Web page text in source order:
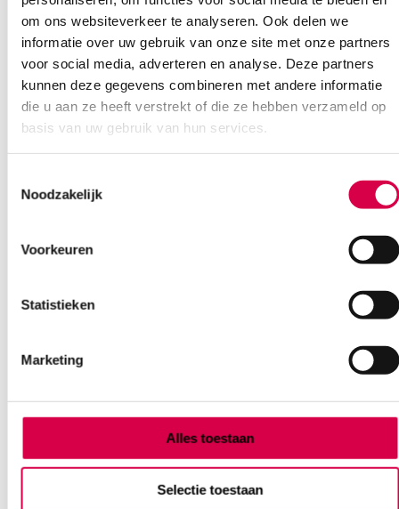
om ons websiteverkeer te analyseren. Ook delen we
informatie over uw gebruik van onze site met onze partners
voor social media, adverteren en analyse. Deze partners
kunnen deze gegevens combineren met andere informatie
die u aan ze heeft verstrekt of die ze hebben verzameld op
basis van uw gebruik van hun services.
Noodzakelijk
Voorkeuren
Statistieken
Marketing
Alles toestaan
Selectie toestaan
Wees de eerste om “Pro-optha ‘S’ oogpleisters, maat groot (50)”
te beoordelen
Je moet ingelogd zijn om een beoordeling te plaatsen.
Geen klein order toeslag vanaf €75 bestelwaarde
We scoren een gemiddelde van 7.1! (11 beoordelingen)
Klantenservice
Anca helpt je!
Of contacteer ons via een van de onderstaande opties.